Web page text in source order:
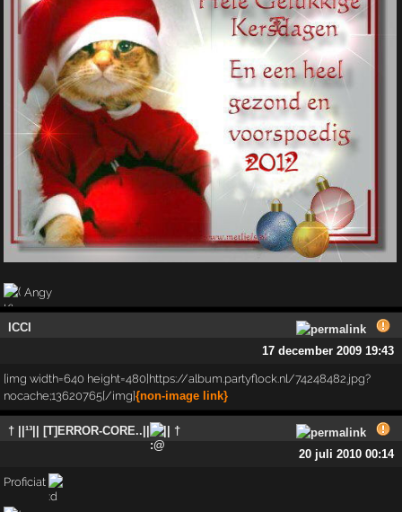
Angy
ICCI
17 december 2009 19:43
[img width=640 height=480]https://album.partyflock.nl/74248482.jpg?
nocache;13620765[/img]{non-image link}
† ||¹³|| [T]ERROR-CORE..||
|| †
20 juli 2010 00:14
Proficiat